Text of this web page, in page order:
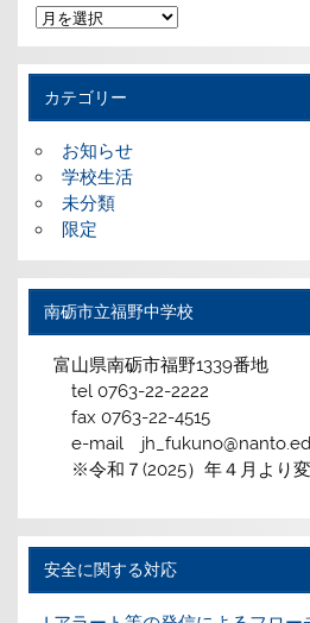
ア
ー
カ
イ
カテゴリー
お知らせ
学校生活
未分類
限定
南砺市立福野中学校
富山県南砺市福野1339番地
tel 0763-22-2222
fax 0763-22-4515
e-mail
※令和７(2025）年４月より変
安全に関する対応